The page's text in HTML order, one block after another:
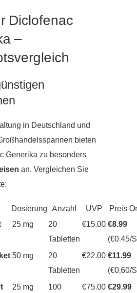
Diclofenac
–
in Deutschland und
bieten
Generika zu besonders
an. Vergleichen Sie
Dosierung Anzahl UVP
Preis
25 mg
20
Tabletten
€15.00€8.99
(€0.45/
50 mg
20
Tabletten
€22.00€11.99
(€0.60/
25 mg
100
€75.00€29.99